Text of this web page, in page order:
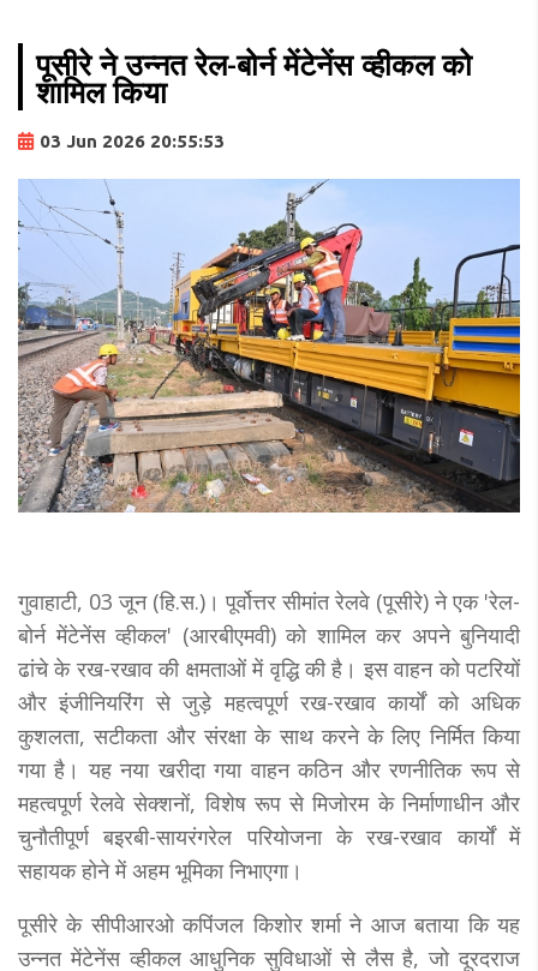
पूसीरे ने उन्नत रेल-बोर्न मेंटेनेंस व्हीकल को
शामिल किया
03 Jun 2026 20:55:53
गुवाहाटी, 03 जून (हि.स.)। पूर्वोत्तर सीमांत रेलवे (पूसीरे) ने एक 'रेल-
बोर्न मेंटेनेंस व्हीकल' (आरबीएमवी) को शामिल कर अपने बुनियादी
ढांचे के रख-रखाव की क्षमताओं में वृद्धि की है। इस वाहन को पटरियों
और इंजीनियरिंग से जुड़े महत्वपूर्ण रख-रखाव कार्यों को अधिक
कुशलता, सटीकता और संरक्षा के साथ करने के लिए निर्मित किया
गया है। यह नया खरीदा गया वाहन कठिन और रणनीतिक रूप से
महत्वपूर्ण रेलवे सेक्शनों, विशेष रूप से मिजोरम के निर्माणाधीन और
चुनौतीपूर्ण बइरबी-सायरंगरेल परियोजना के रख-रखाव कार्यों में
सहायक होने में अहम भूमिका निभाएगा।
पूसीरे के सीपीआरओ कपिंजल किशोर शर्मा ने आज बताया कि यह
उन्नत मेंटेनेंस व्हीकल आधुनिक सुविधाओं से लैस है, जो दूरदराज